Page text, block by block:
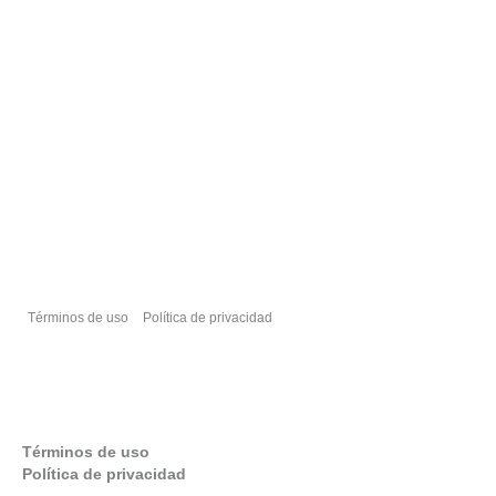
Términos de uso Política de privacidad
Términos de uso
Política de privacidad